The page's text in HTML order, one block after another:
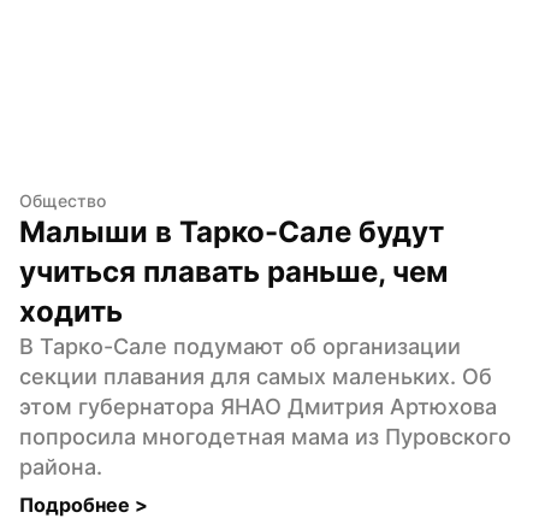
Общество
Малыши в Тарко-Сале будут
учиться плавать раньше, чем
ходить
В Тарко-Сале подумают об организации
секции плавания для самых маленьких. Об
этом губернатора ЯНАО Дмитрия Артюхова
попросила многодетная мама из Пуровского
района.
Подробнее >